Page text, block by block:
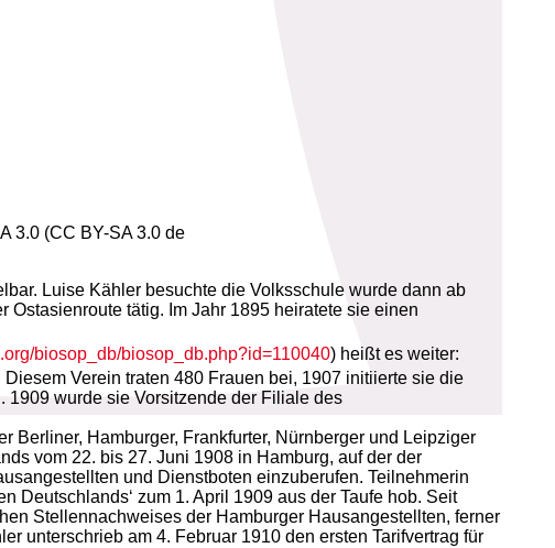
3.0 (CC BY-SA 3.0 de
Luise Kähler besuchte die Volksschule wurde dann ab
tätig. Im Jahr 1895 heiratete sie einen
biosop_db/biosop_db.php?id=110040) heißt es weiter:
Diesem Verein traten 480 Frauen bei, 1907 initiierte sie die
1909 wurde sie Vorsitzende der Filiale des
Berliner, Hamburger, Frankfurter, Nürnberger und Leipziger
vom 22. bis 27. Juni 1908 in Hamburg, auf der der
und Dienstboten einzuberufen. Teilnehmerin
Deutschlands‘ zum 1. April 1909 aus der Taufe hob. Seit
Stellennachweises der Hamburger Hausangestellten, ferner
unterschrieb am 4. Februar 1910 den ersten Tarifvertrag für